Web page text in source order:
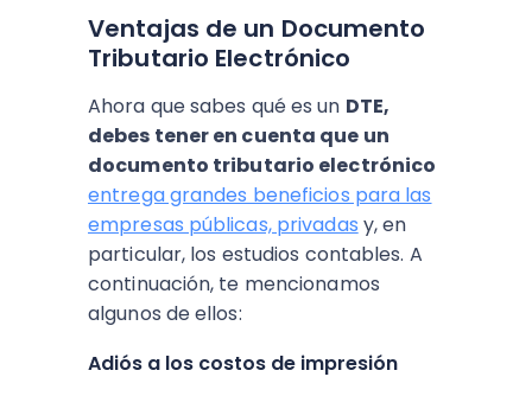
Ventajas de un Documento
Tributario Electrónico
Ahora que sabes qué es un DTE,
debes tener en cuenta que un
documento tributario electrónico
entrega grandes beneficios para las
empresas públicas, privadas y, en
particular, los estudios contables. A
continuación, te mencionamos
algunos de ellos:
Adiós a los costos de impresión